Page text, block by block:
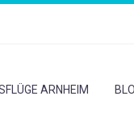
ARNHEIM